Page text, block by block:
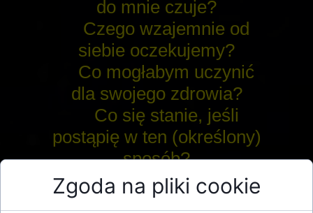
do mnie czuje?
Czego wzajemnie od
siebie oczekujemy?
Co mogłabym uczynić
dla swojego zdrowia?
Co się stanie, jeśli
postąpię w ten (określony)
sposób?
Co jest przyczyną, że
Kamil się do mnie nie
Zgoda na pliki cookie